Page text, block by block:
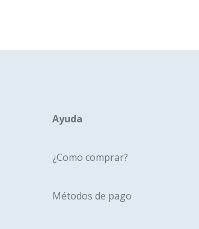
Ayuda
¿Como comprar?
Métodos de pago